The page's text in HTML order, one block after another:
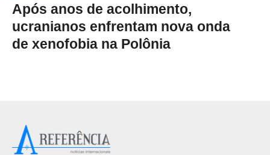
Após anos de acolhimento,
ucranianos enfrentam nova onda
de xenofobia na Polônia